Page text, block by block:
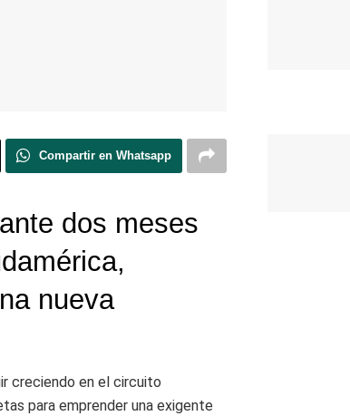
Compartir en Whatsapp
dos meses
nueva
creciendo en el circuito
para emprender una exigente